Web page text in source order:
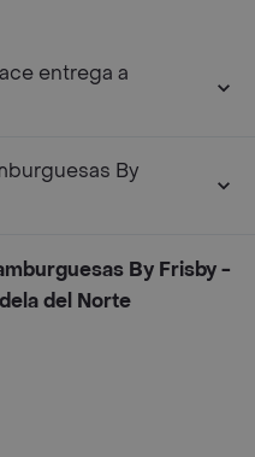
entrega a
By
By Frisby -
del Norte